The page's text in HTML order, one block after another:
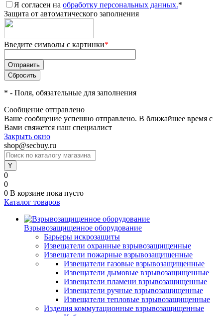
Я согласен на обработку персональных данных.*
Защита от автоматического заполнения
Введите символы с картинки*
* - Поля, обязательные для заполнения
Сообщение отправлено
Ваше сообщение успешно отправлено. В ближайшее время с
Вами свяжется наш специалист
Закрыть окно
shop@secbuy.ru
0
0
0 В корзине пока пусто
Каталог товаров
Взрывозащищенное оборудование
Барьеры искрозащиты
Извещатели охранные взрывозащищенные
Извещатели пожарные взрывозащищенные
Извещатели газовые взрывозащищенные
Извещатели дымовые взрывозащищенные
Извещатели пламени взрывозащищенные
Извещатели ручные взрывозащищенные
Извещатели тепловые взрывозащищенные
Изделия коммутационные взрывозащищенные